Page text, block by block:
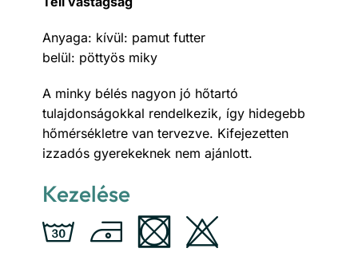
Anyaga: kívül: pamut futter
belül: pöttyös miky
A minky bélés nagyon jó hőtartó
tulajdonságokkal rendelkezik, így hidegebb
hőmérsékletre van tervezve. Kifejezetten
izzadós gyerekeknek nem ajánlott.
Kezelése